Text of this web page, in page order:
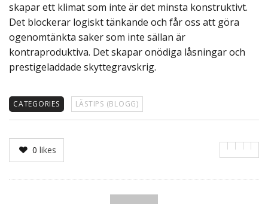
skapar ett klimat som inte är det minsta konstruktivt.
Det blockerar logiskt tänkande och får oss att göra
ogenomtänkta saker som inte sällan är
kontraproduktiva. Det skapar onödiga låsningar och
prestigeladdade skyttegravskrig.
CATEGORIES LÄSTIPS (BLOGG)
0 likes